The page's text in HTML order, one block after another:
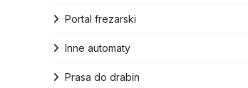
Portal frezarski
Inne automaty
Prasa do drabin